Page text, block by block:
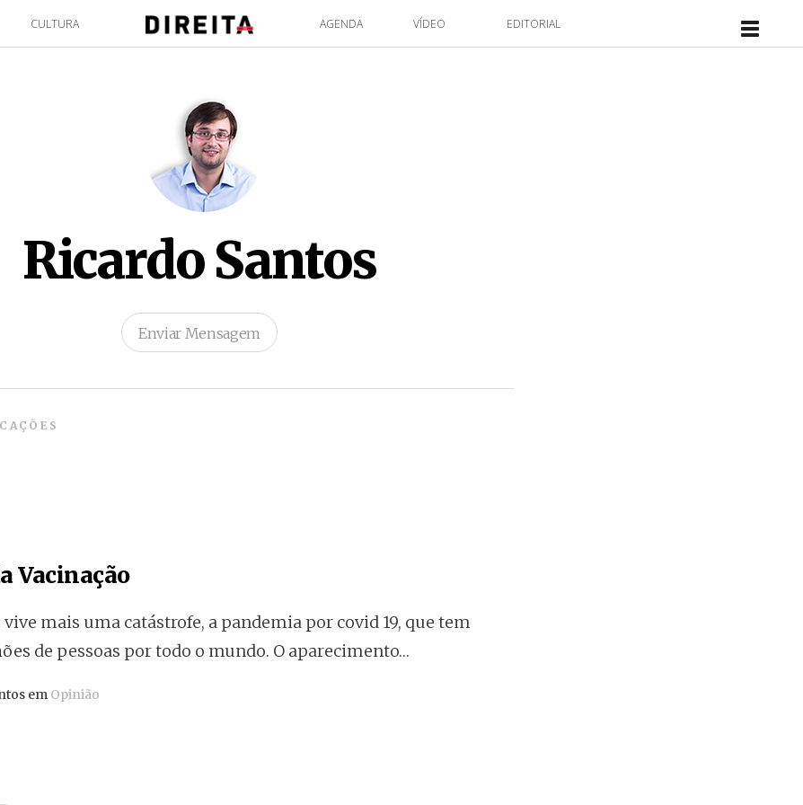
CULTURA AGENDA VÍDEO EDITORIAL
Ricardo Santos
Enviar Mensagem
Vacinação
mais uma catástrofe, a pandemia por covid 19, que tem
de pessoas por todo o mundo. O aparecimento…
em Opinião